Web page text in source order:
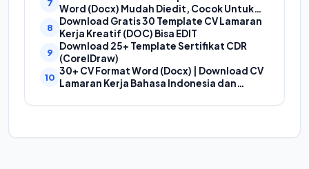
Word (Docx) Mudah Diedit, Cocok Untuk
Cover Laporan Kegiatan, Makalah Dan
Proposal
Download Gratis 30 Template CV Lamaran
Kerja Kreatif (DOC) Bisa EDIT
Download 25+ Template Sertifikat CDR
(CorelDraw)
30+ CV Format Word (Docx) | Download CV
Lamaran Kerja Bahasa Indonesia dan